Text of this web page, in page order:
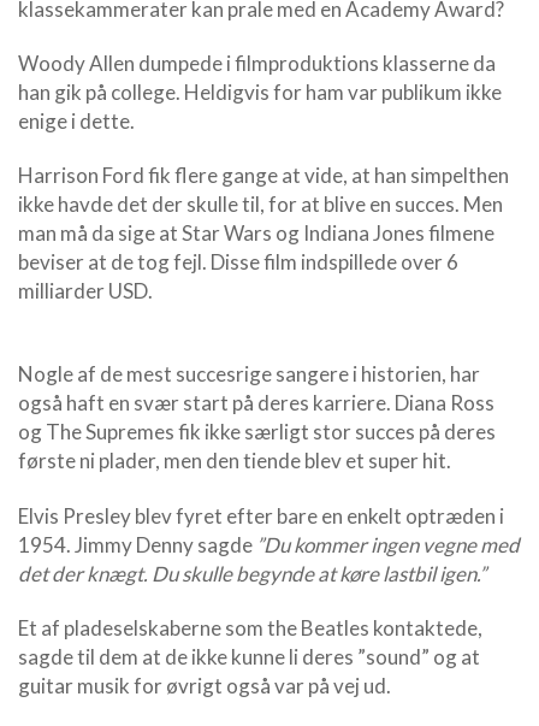
klassekammerater kan prale med en Academy Award?
Woody Allen dumpede i filmproduktions klasserne da
han gik på college. Heldigvis for ham var publikum ikke
enige i dette.
Harrison Ford fik flere gange at vide, at han simpelthen
ikke havde det der skulle til, for at blive en succes. Men
man må da sige at Star Wars og Indiana Jones filmene
beviser at de tog fejl. Disse film indspillede over 6
milliarder USD.
Nogle af de mest succesrige sangere i historien, har
også haft en svær start på deres karriere. Diana Ross
og The Supremes fik ikke særligt stor succes på deres
første ni plader, men den tiende blev et super hit.
Elvis Presley blev fyret efter bare en enkelt optræden i
1954. Jimmy Denny sagde ”Du kommer ingen vegne med
det der knægt. Du skulle begynde at køre lastbil igen.”
Et af pladeselskaberne som the Beatles kontaktede,
sagde til dem at de ikke kunne li deres ”sound” og at
guitar musik for øvrigt også var på vej ud.